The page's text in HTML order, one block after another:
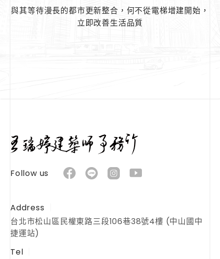
與其等待漫長的都市更新整合， 何不從電梯增建開始，
立即改善生活品質
Follow us
Address
台北市松山區民權東路三段106巷38號4樓 (中山國中
捷運站)
Tel